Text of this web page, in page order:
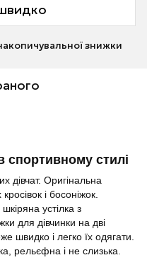
знижки
спортивному стилі
дівчат. Оригінальна
і босоніжок.
устілка з
для дівчинки на дві
швидко і легко їх одягати.
рельєфна і не слизька.